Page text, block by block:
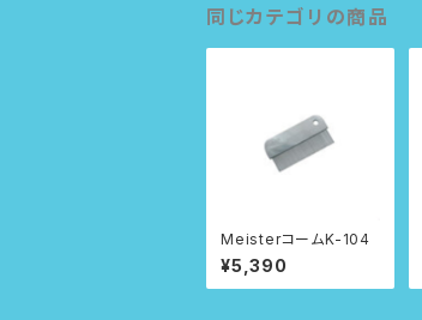
同じカテゴリの商品
MeisterコームK-104
¥5,390